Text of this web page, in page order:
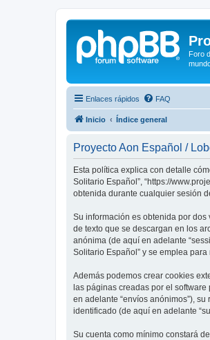
Foro
Enlaces rápidos FAQ
Inicio Índice general
Proyecto Aon Español /
Esta política explica con detalle
Solitario Español”, “https://
obtenida durante cualquier sesión
Su información es obtenida por dos
de texto que se descargan en los
anónima (de aquí en adelante
Solitario Español” y se emplea
Además podemos crear cookies
las páginas creadas por el
en adelante “envíos anónimos”),
identificado (de aquí en adelante
Su cuenta como mínimo constará